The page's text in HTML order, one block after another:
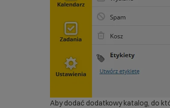
Aby dodać dodatkowy katalog, do